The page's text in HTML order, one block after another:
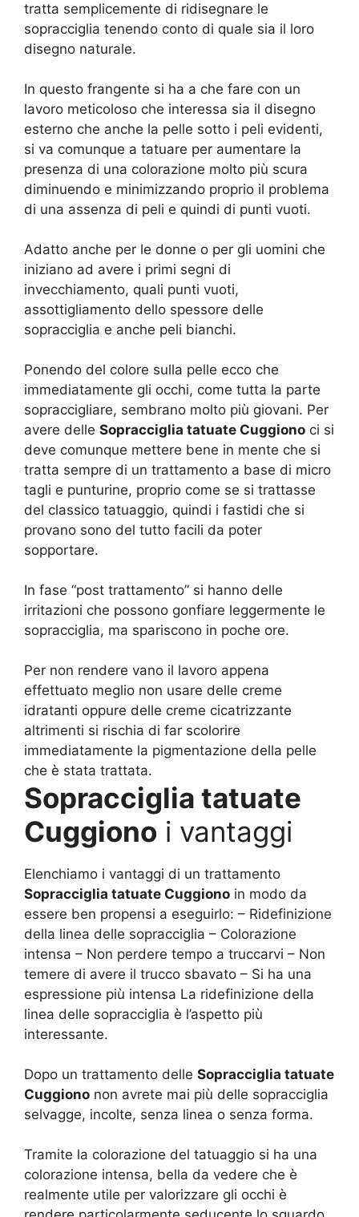
tratta semplicemente di ridisegnare le
sopracciglia tenendo conto di quale sia il loro
disegno naturale.
In questo frangente si ha a che fare con un
lavoro meticoloso che interessa sia il disegno
esterno che anche la pelle sotto i peli evidenti,
si va comunque a tatuare per aumentare la
presenza di una colorazione molto più scura
diminuendo e minimizzando proprio il problema
di una assenza di peli e quindi di punti vuoti.
Adatto anche per le donne o per gli uomini che
iniziano ad avere i primi segni di
invecchiamento, quali punti vuoti,
assottigliamento dello spessore delle
sopracciglia e anche peli bianchi.
Ponendo del colore sulla pelle ecco che
immediatamente gli occhi, come tutta la parte
sopraccigliare, sembrano molto più giovani. Per
avere delle Sopracciglia tatuate Cuggiono ci si
deve comunque mettere bene in mente che si
tratta sempre di un trattamento a base di micro
tagli e punturine, proprio come se si trattasse
del classico tatuaggio, quindi i fastidi che si
provano sono del tutto facili da poter
sopportare.
In fase “post trattamento” si hanno delle
irritazioni che possono gonfiare leggermente le
sopracciglia, ma spariscono in poche ore.
Per non rendere vano il lavoro appena
effettuato meglio non usare delle creme
idratanti oppure delle creme cicatrizzante
altrimenti si rischia di far scolorire
immediatamente la pigmentazione della pelle
che è stata trattata.
Sopracciglia tatuate
Cuggiono i vantaggi
Elenchiamo i vantaggi di un trattamento
Sopracciglia tatuate Cuggiono in modo da
essere ben propensi a eseguirlo: – Ridefinizione
della linea delle sopracciglia – Colorazione
intensa – Non perdere tempo a truccarvi – Non
temere di avere il trucco sbavato – Si ha una
espressione più intensa La ridefinizione della
linea delle sopracciglia è l’aspetto più
interessante.
Dopo un trattamento delle Sopracciglia tatuate
Cuggiono non avrete mai più delle sopracciglia
selvagge, incolte, senza linea o senza forma.
Tramite la colorazione del tatuaggio si ha una
colorazione intensa, bella da vedere che è
realmente utile per valorizzare gli occhi è